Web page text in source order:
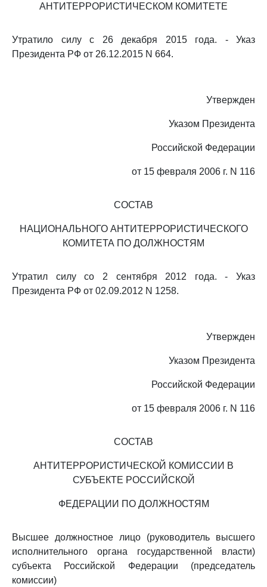
АНТИТЕРРОРИСТИЧЕСКОМ КОМИТЕТЕ
Утратило силу с 26 декабря 2015 года. - Указ
Президента РФ от 26.12.2015 N 664.
Утвержден
Указом Президента
Российской Федерации
от 15 февраля 2006 г. N 116
СОСТАВ
НАЦИОНАЛЬНОГО АНТИТЕРРОРИСТИЧЕСКОГО
КОМИТЕТА ПО ДОЛЖНОСТЯМ
Утратил силу со 2 сентября 2012 года. - Указ
Президента РФ от 02.09.2012 N 1258.
Утвержден
Указом Президента
Российской Федерации
от 15 февраля 2006 г. N 116
СОСТАВ
АНТИТЕРРОРИСТИЧЕСКОЙ КОМИССИИ В
СУБЪЕКТЕ РОССИЙСКОЙ
ФЕДЕРАЦИИ ПО ДОЛЖНОСТЯМ
Высшее должностное лицо (руководитель высшего
исполнительного органа государственной власти)
субъекта Российской Федерации (председатель
комиссии)